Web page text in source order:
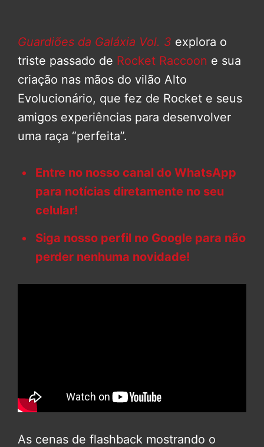
Guardiões da Galáxia Vol. 3 explora o
triste passado de Rocket Raccoon e sua
criação nas mãos do vilão Alto
Evolucionário, que fez de Rocket e seus
amigos experiências para desenvolver
uma raça “perfeita”.
Entre no nosso canal do WhatsApp
para notícias diretamente no seu
celular!
Siga nosso perfil no Google para não
perder nenhuma novidade!
As cenas de flashback mostrando o